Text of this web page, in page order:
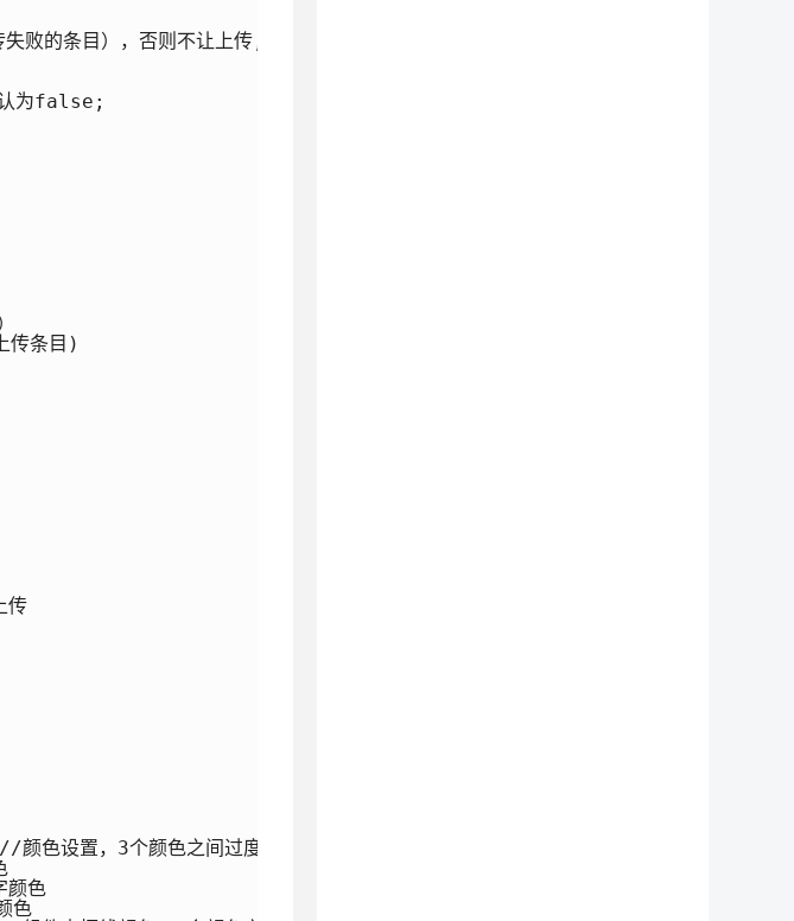
失败的条目），否则不让上传, 0为不限制，设置限制后mixFileNum,autoClose和
认为false;
条目)
传
置，3个颜色之间过度
色
色